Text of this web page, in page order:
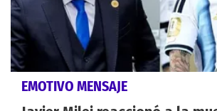
EMOTIVO MENSAJE